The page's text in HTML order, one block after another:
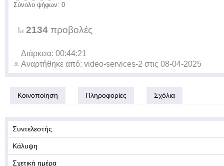
Σύνολο ψήφων: 0
2134 προβολές
Διάρκεια: 00:44:21
Αναρτήθηκε από: video-services-2 στις 08-04-2025
Κοινοποίηση Πληροφορίες Σχόλια
Συντελεστής
Κάλυψη
Σχετική ημέρα